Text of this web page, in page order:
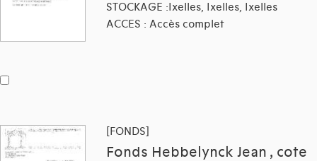
STOCKAGE :Ixelles, Ixelles, Ixelles
ACCES : Accès complet
[FONDS]
Fonds Hebbelynck Jean , cote